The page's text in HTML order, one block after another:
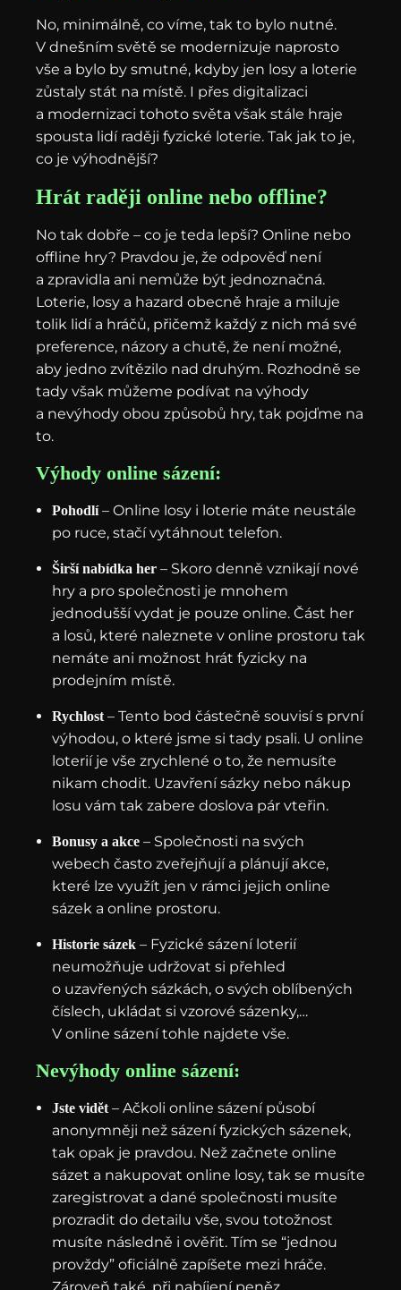
No, minimálně, co víme, tak to bylo nutné.
V dnešním světě se modernizuje naprosto
vše a bylo by smutné, kdyby jen losy a loterie
zůstaly stát na místě. I přes digitalizaci
a modernizaci tohoto světa však stále hraje
spousta lidí raději fyzické loterie. Tak jak to je,
co je výhodnější?
Hrát raději online nebo offline?
No tak dobře – co je teda lepší? Online nebo
offline hry? Pravdou je, že odpověď není
a zpravidla ani nemůže být jednoznačná.
Loterie, losy a hazard obecně hraje a miluje
tolik lidí a hráčů, přičemž každý z nich má své
preference, názory a chutě, že není možné,
aby jedno zvítězilo nad druhým. Rozhodně se
tady však můžeme podívat na výhody
a nevýhody obou způsobů hry, tak pojďme na
to.
Výhody online sázení:
Pohodlí– Online losy i loterie máte neustále
po ruce, stačí vytáhnout telefon.
Širší nabídka her – Skoro denně vznikají nové
hry a pro společnosti je mnohem
jednodušší vydat je pouze online. Část her
a losů, které naleznete v online prostoru tak
nemáte ani možnost hrát fyzicky na
prodejním místě.
Rychlost – Tento bod částečně souvisí s první
výhodou, o které jsme si tady psali. U online
loterií je vše zrychlené o to, že nemusíte
nikam chodit. Uzavření sázky nebo nákup
losu vám tak zabere doslova pár vteřin.
Bonusy a akce – Společnosti na svých
webech často zveřejňují a plánují akce,
které lze využít jen v rámci jejich online
sázek a online prostoru.
Historie sázek – Fyzické sázení loterií
neumožňuje udržovat si přehled
o uzavřených sázkách, o svých oblíbených
číslech, ukládat si vzorové sázenky,…
V online sázení tohle najdete vše.
Nevýhody online sázení:
Jste vidět – Ačkoli online sázení působí
anonymněji než sázení fyzických sázenek,
tak opak je pravdou. Než začnete online
sázet a nakupovat online losy, tak se musíte
zaregistrovat a dané společnosti musíte
prozradit do detailu vše, svou totožnost
musíte následně i ověřit. Tím se “jednou
provždy” oficiálně zapíšete mezi hráče.